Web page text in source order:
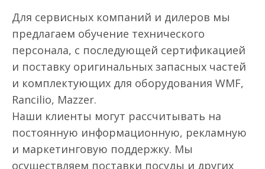
Для сервисных компаний и дилеров мы
предлагаем обучение технического
персонала, с последующей сертификацией
и поставку оригинальных запасных частей
и комплектующих для оборудования WMF,
Rancilio, Mazzer.
Наши клиенты могут рассчитывать на
постоянную информационную, рекламную
и маркетинговую поддержку. Мы
осуществляем поставки посуды и других